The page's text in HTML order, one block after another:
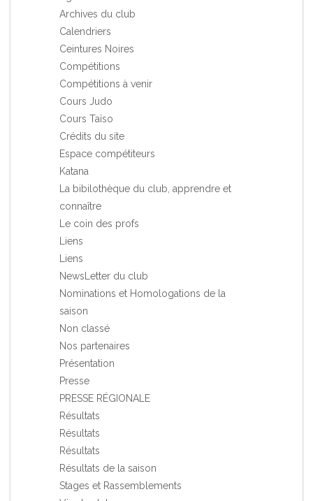
Archives du club
Calendriers
Ceintures Noires
Compétitions
Compétitions à venir
Cours Judo
Cours Taïso
Crédits du site
Espace compétiteurs
Katana
La bibilothèque du club, apprendre et
connaître
Le coin des profs
Liens
Liens
NewsLetter du club
Nominations et Homologations de la
saison
Non classé
Nos partenaires
Présentation
Presse
PRESSE RÉGIONALE
Résultats
Résultats
Résultats
Résultats de la saison
Stages et Rassemblements